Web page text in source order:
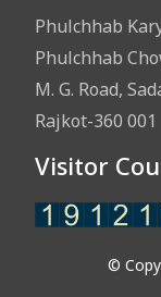
Phulchhab
Phulchhab
M. G. Road,
Rajkot-360 001
Visitor
©